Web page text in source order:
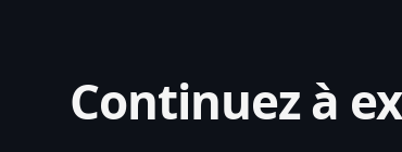
Continuez à